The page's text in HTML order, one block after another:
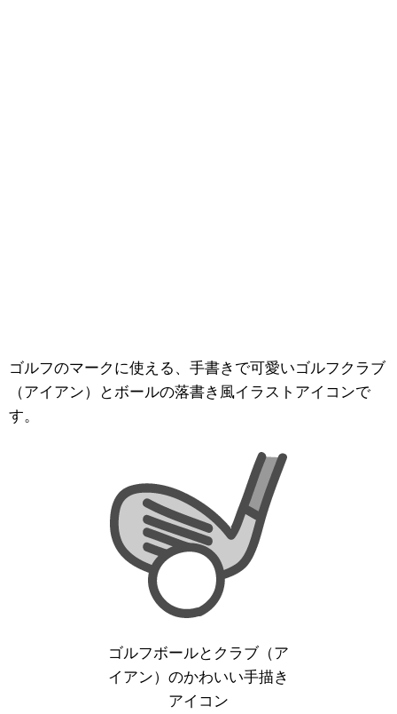
ゴルフのマークに使える、手書きで可愛いゴルフクラブ
（アイアン）とボールの落書き風イラストアイコンで
す。
ゴルフボールとクラブ（ア
イアン）のかわいい手描き
アイコン